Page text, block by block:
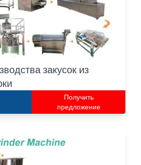
закусок из
Получить
предложение